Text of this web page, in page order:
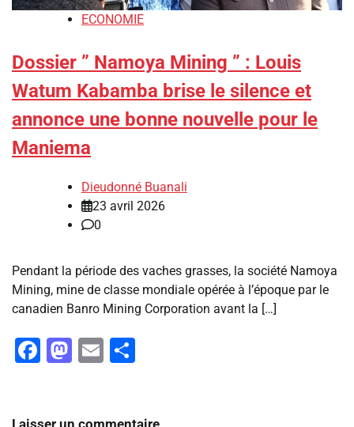
ECONOMIE
Dossier ” Namoya Mining ” : ‎Louis
Watum Kabamba brise le silence et
annonce une bonne nouvelle pour le
Maniema
Dieudonné Buanali
23 avril 2026
0
Pendant la période des vaches grasses, la société Namoya
Mining, mine de classe mondiale opérée à l’époque par le
canadien Banro Mining Corporation avant la […]
Facebook
Mastodon
Email
Laisser un commentaire